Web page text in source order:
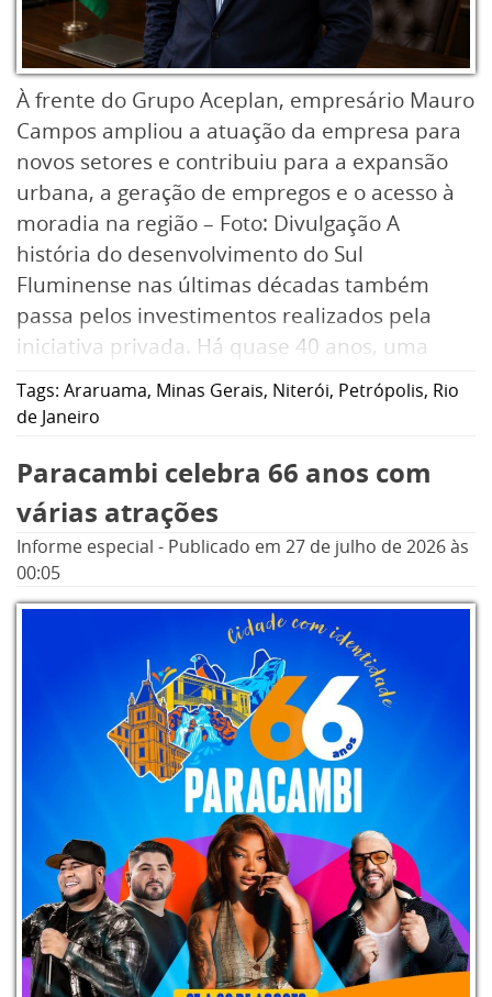
À frente do Grupo Aceplan, empresário Mauro
Campos ampliou a atuação da empresa para
novos setores e contribuiu para a expansão
urbana, a geração de empregos e o acesso à
moradia na região – Foto: Divulgação A
história do desenvolvimento do Sul
Fluminense nas últimas décadas também
passa pelos investimentos realizados pela
iniciativa privada. Há quase 40 anos, uma
pequena construtora iniciava sua trajetória
em Volta Redonda com um objetivo claro:
em 1986, com a construção de casas no bairro
Jardim Belvedere, se transformou em um
grupo empresarial com atuação em diferentes
segmentos e presença em diversas cidades do
Rio de Janeiro e de Minas Gerais.
A aposta no desenvolvimento da região veio
cedo. Ainda na década de 1990, o grupo
investiu na aquisição de áreas que, anos
depois, deram origem a novos bairros e
empreendimentos residenciais. Desde então,
milhares de imóveis e, somente nos últimos
12 anos, mais de 3 mil famílias realizaram o
sonho da casa própria por meio dos projetos
desenvolvidos pela empresa, que também
impulsionaram a expansão urbana e a
geração de empregos no Sul Fluminense.
Tags: Araruama, Minas Gerais, Niterói, Petrópolis, Rio
de Janeiro
Paracambi celebra 66 anos com
várias atrações
Informe especial - Publicado em 27 de julho de 2026às
00:05